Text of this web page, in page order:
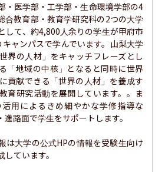
・医学部・工学部・生命環境学部の4
合教育部・教育学研究科の2つの大学
して、約4,800人余りの学生が甲府市
ャンパスで学んでいます。山梨大学
界の人材」をキャッチフレーズとし
「地域の中核」となると同時に世界
貢献できる「世界の人材」を養成す
育研究活動を展開しています。。ま
用によるきめ細やかな学修指導な
路面で学生をサポートします。
は大学の公式HPの情報を受験生向け
ています。